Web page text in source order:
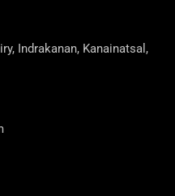
Indrakanan, Kanainatsal,